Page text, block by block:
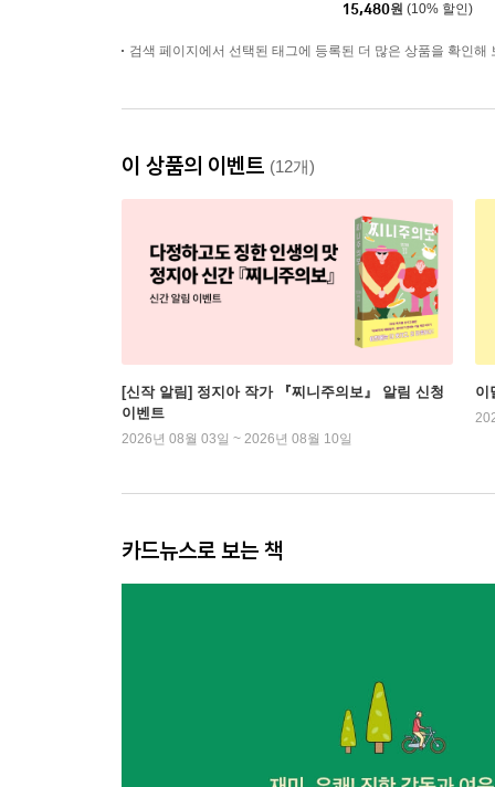
15,480원 (10% 할인)
검색 페이지에서 선택된 태그에 등록된 더 많은 상품을 확인해
이 상품의 이벤트 (12개)
[신작 알림] 정지아 작가 『찌니주의보』 알림 신청
이벤트
2026년 08월 03일 ~ 2026년 08월 10일
이
카드뉴스로 보는 책